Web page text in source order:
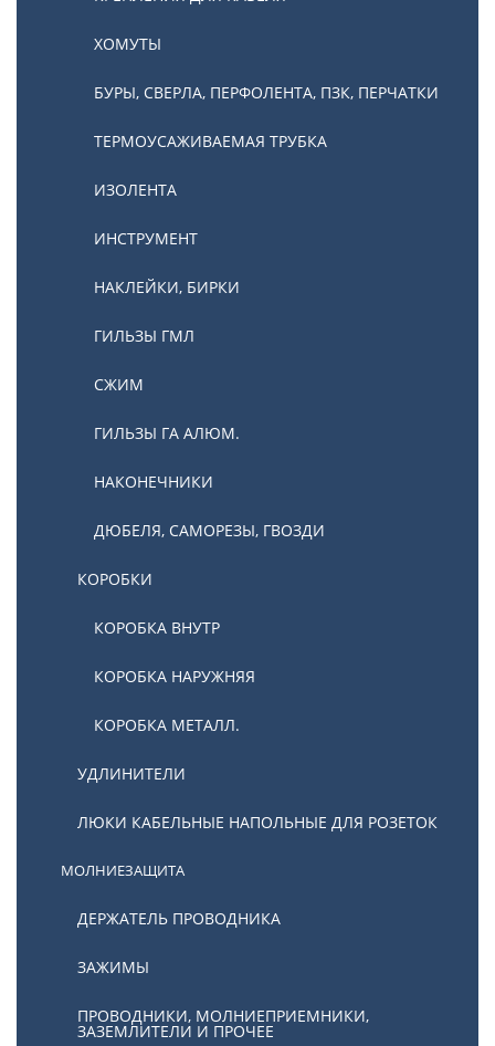
ХОМУТЫ
БУРЫ, СВЕРЛА, ПЕРФОЛЕНТА, ПЗК, ПЕРЧАТКИ
ТЕРМОУСАЖИВАЕМАЯ ТРУБКА
ИЗОЛЕНТА
ИНСТРУМЕНТ
НАКЛЕЙКИ, БИРКИ
ГИЛЬЗЫ ГМЛ
СЖИМ
ГИЛЬЗЫ ГА АЛЮМ.
НАКОНЕЧНИКИ
ДЮБЕЛЯ, САМОРЕЗЫ, ГВОЗДИ
КОРОБКИ
КОРОБКА ВНУТР
КОРОБКА НАРУЖНЯЯ
КОРОБКА МЕТАЛЛ.
УДЛИНИТЕЛИ
ЛЮКИ КАБЕЛЬНЫЕ НАПОЛЬНЫЕ ДЛЯ РОЗЕТОК
МОЛНИЕЗАЩИТА
ДЕРЖАТЕЛЬ ПРОВОДНИКА
ЗАЖИМЫ
ПРОВОДНИКИ, МОЛНИЕПРИЕМНИКИ,
ЗАЗЕМЛИТЕЛИ И ПРОЧЕЕ